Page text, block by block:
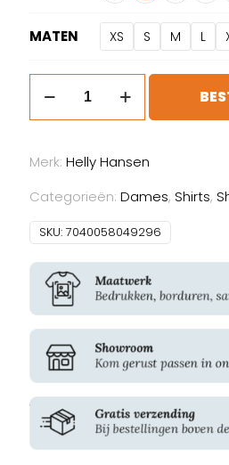
MATEN XS S M L
W
Longsleeve
aantal
Merk: Helly Hansen
Categorieën: Dames, Shirts,
SKU: 7040058049296